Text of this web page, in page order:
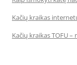
Kačių kraikas
Kačių kraikas TOFU